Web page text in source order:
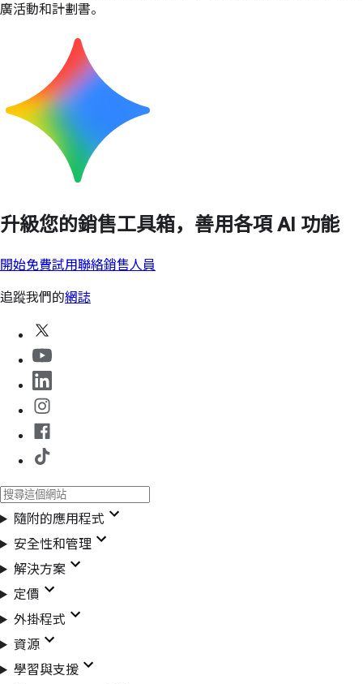
廣活動和計劃書。
升級您的銷售工具箱，善用各項 AI 功能
開始免費試用聯絡銷售人員
追蹤我們的網誌
隨附的應用程式
安全性和管理
解決方案
定價
外掛程式
資源
學習與支援